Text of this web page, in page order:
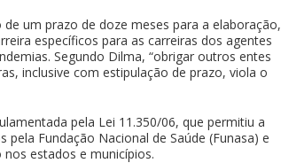
um prazo de doze meses para a elaboração,
específicos para as carreiras dos agentes
Segundo Dilma, “obrigar outros entes
inclusive com estipulação de prazo, viola o
pela Lei 11.350/06, que permitiu a
Fundação Nacional de Saúde (Funasa) e
estados e municípios.